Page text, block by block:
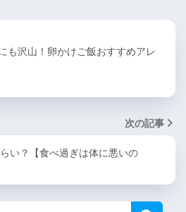
も沢山！卵かけご飯おすすめアレ
次の記事
い？【食べ過ぎは体に悪いの